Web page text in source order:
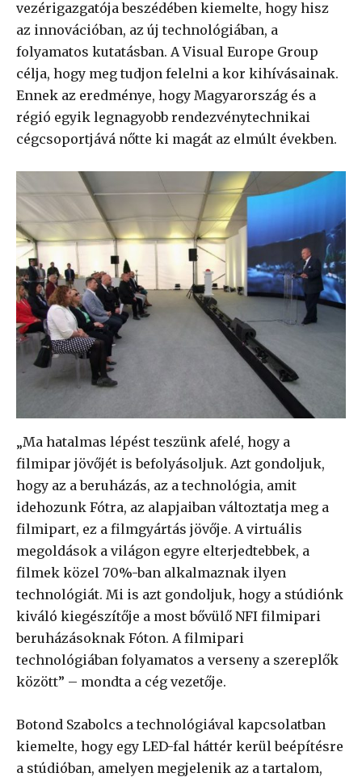
vezérigazgatója beszédében kiemelte, hogy hisz
az innovációban, az új technológiában, a
folyamatos kutatásban. A Visual Europe Group
célja, hogy meg tudjon felelni a kor kihívásainak.
Ennek az eredménye, hogy Magyarország és a
régió egyik legnagyobb rendezvénytechnikai
cégcsoportjává nőtte ki magát az elmúlt években.
„Ma hatalmas lépést teszünk afelé, hogy a
filmipar jövőjét is befolyásoljuk. Azt gondoljuk,
hogy az a beruházás, az a technológia, amit
idehozunk Fótra, az alapjaiban változtatja meg a
filmipart, ez a filmgyártás jövője. A virtuális
megoldások a világon egyre elterjedtebbek, a
filmek közel 70%-ban alkalmaznak ilyen
technológiát. Mi is azt gondoljuk, hogy a stúdiónk
kiváló kiegészítője a most bővülő NFI filmipari
beruházásoknak Fóton. A filmipari
technológiában folyamatos a verseny a szereplők
között” – mondta a cég vezetője.
Botond Szabolcs a technológiával kapcsolatban
kiemelte, hogy egy LED-fal háttér kerül beépítésre
a stúdióban, amelyen megjelenik az a tartalom,